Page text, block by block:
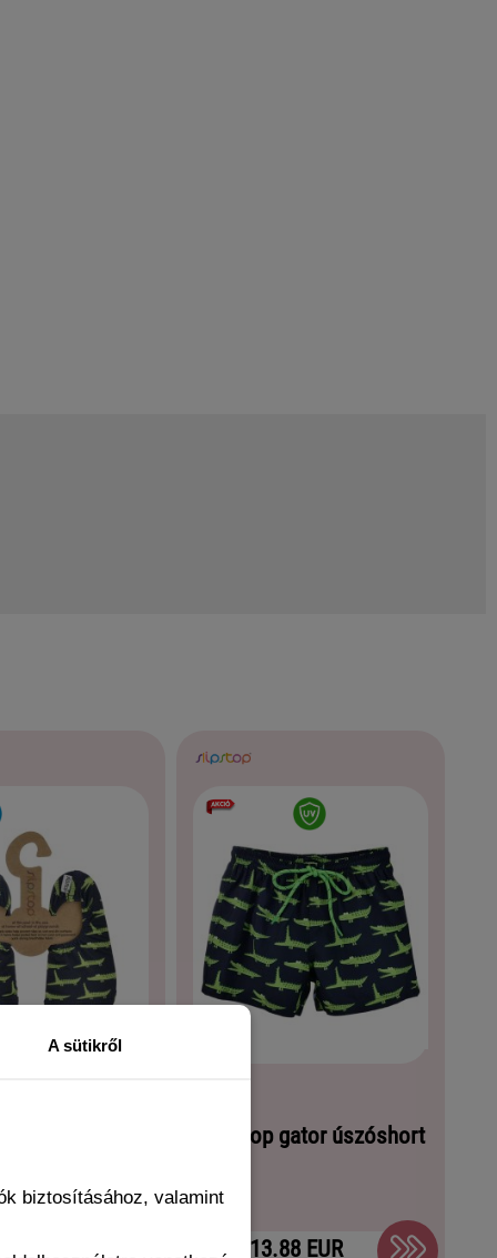
A sütikről
biztosításához, valamint
puhatalpú
EUR
Slipstop gator úszóshort
13.88 EUR